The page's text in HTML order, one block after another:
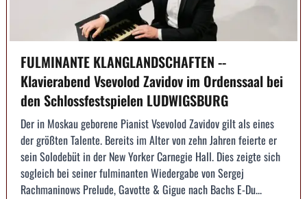
FULMINANTE KLANGLANDSCHAFTEN --
Klavierabend Vsevolod Zavidov im Ordenssaal bei
den Schlossfestspielen LUDWIGSBURG
Der in Moskau geborene Pianist Vsevolod Zavidov gilt als eines
der größten Talente. Bereits im Alter von zehn Jahren feierte er
sein Solodebüt in der New Yorker Carnegie Hall. Dies zeigte sich
sogleich bei seiner fulminanten Wiedergabe von Sergej
Rachmaninows Prelude, Gavotte & Gigue nach Bachs E-Du...